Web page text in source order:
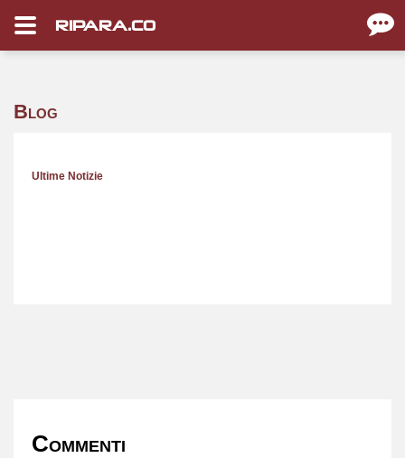
RIPARA.CO
Blog
Ultime Notizie
Commenti